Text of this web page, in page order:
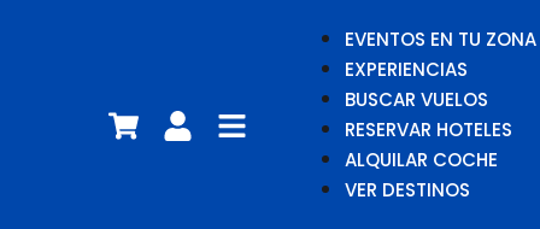
EVENTOS EN TU ZONA
EXPERIENCIAS
BUSCAR VUELOS
RESERVAR HOTELES
ALQUILAR COCHE
VER DESTINOS